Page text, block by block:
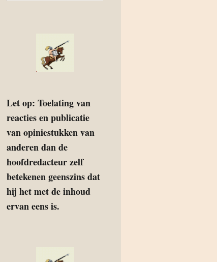
Let op: Toelating van
reacties en publicatie
van opiniestukken van
anderen dan de
hoofdredacteur zelf
betekenen geenszins dat
hij het met de inhoud
ervan eens is.